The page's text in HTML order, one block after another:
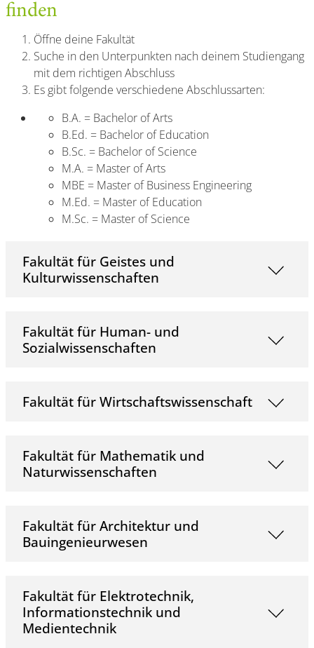
finden
Öffne deine Fakultät
Suche in den Unterpunkten nach deinem Studiengang
mit dem richtigen Abschluss
Es gibt folgende verschiedene Abschlussarten:
B.A. = Bachelor of Arts
B.Ed. = Bachelor of Education
B.Sc. = Bachelor of Science
M.A. = Master of Arts
MBE = Master of Business Engineering
M.Ed. = Master of Education
M.Sc. = Master of Science
Fakultät für Geistes und
Kulturwissenschaften
Fakultät für Human- und
Sozialwissenschaften
Fakultät für Wirtschaftswissenschaft
Fakultät für Mathematik und
Naturwissenschaften
Fakultät für Architektur und
Bauingenieurwesen
Fakultät für Elektrotechnik,
Informationstechnik und
Medientechnik